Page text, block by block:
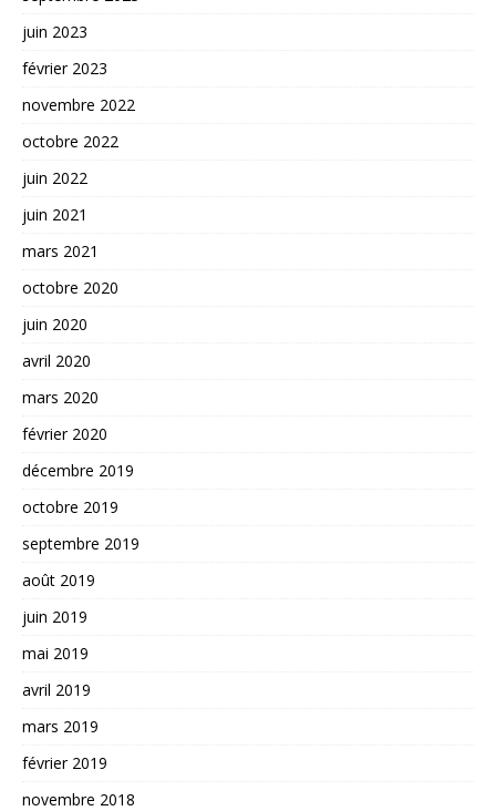
juin 2023
février 2023
novembre 2022
octobre 2022
juin 2022
juin 2021
mars 2021
octobre 2020
juin 2020
avril 2020
mars 2020
février 2020
décembre 2019
octobre 2019
septembre 2019
août 2019
juin 2019
mai 2019
avril 2019
mars 2019
février 2019
novembre 2018